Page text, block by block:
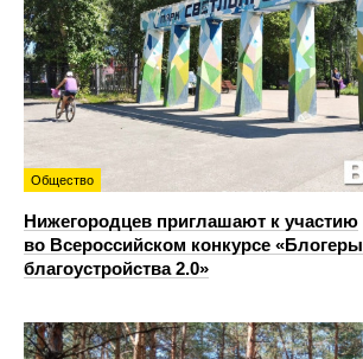
Общество
Нижегородцев приглашают к участию
во Всероссийском конкурсе «Блогеры
благоустройства 2.0»